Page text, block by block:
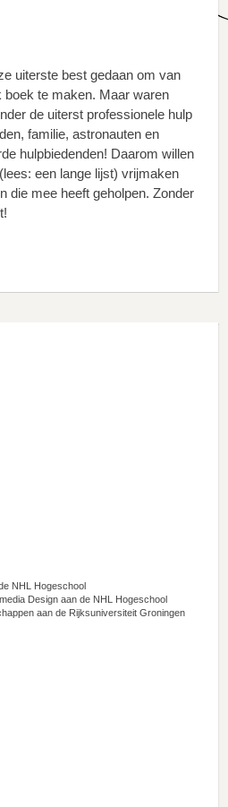
uiterste best gedaan om van
boek te maken. Maar waren
de uiterst professionele hulp
familie, astronauten en
hulpbiedenden! Daarom willen
een lange lijst) vrijmaken
die mee heeft geholpen. Zonder
NHL Hogeschool
Design aan de NHL Hogeschool
aan de Rijksuniversiteit Groningen